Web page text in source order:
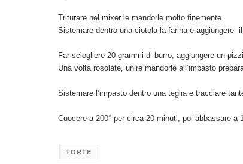
Triturare nel mixer le mandorle molto finemente.
Sistemare dentro una ciotola la farina e aggiungere
Far sciogliere 20 grammi di burro, aggiungere un
Una volta rosolate, unire mandorle all’impasto
Sistemare l’impasto dentro una teglia e tracciare
Cuocere a 200° per circa 20 minuti, poi abbassare a
TORTE